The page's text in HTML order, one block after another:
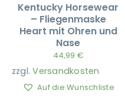
Kentucky Horsewear
– Fliegenmaske
Heart mit Ohren und
Nase
44,99 €
zzgl.Versandkosten
Auf die Wunschliste